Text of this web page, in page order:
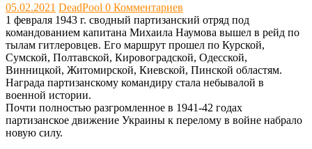
05.02.2021 DeadPool 0 Комментариев
1 февраля 1943 г. сводный партизанский отряд под
командованием капитана Михаила Наумова вышел в рейд по
тылам гитлеровцев. Его маршрут прошел по Курской,
Сумской, Полтавской, Кировоградской, Одесской,
Винницкой, Житомирской, Киевской, Пинской областям.
Награда партизанскому командиру стала небывалой в
военной истории.
Почти полностью разгромленное в 1941-42 годах
партизанское движение Украины к перелому в войне набрало
новую силу.